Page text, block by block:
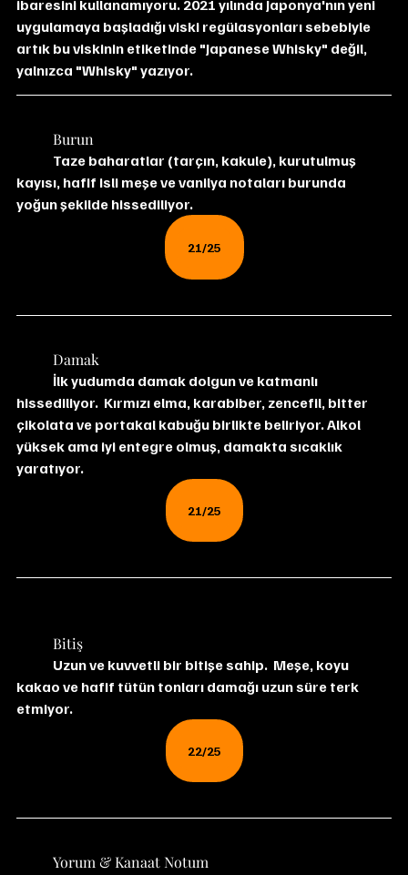
ibaresini kullanamıyoru. 2021 yılında Japonya'nın yeni
uygulamaya başladığı viski regülasyonları sebebiyle
artık bu viskinin etiketinde "Japanese Whisky" değil,
yalnızca "Whisky" yazıyor.
	Burun
kayısı, hafif isli meşe ve vanilya notaları burunda
yoğun şekilde hissediliyor.
21/25
	Damak
hissediliyor.  Kırmızı elma, karabiber, zencefil, bitter
çikolata ve portakal kabuğu birlikte beliriyor. Alkol
yüksek ama iyi entegre olmuş, damakta sıcaklık
yaratıyor.
21/25
	Bitiş
kakao ve hafif tütün tonları damağı uzun süre terk
etmiyor.
22/25
	Yorum & Kanaat Notum